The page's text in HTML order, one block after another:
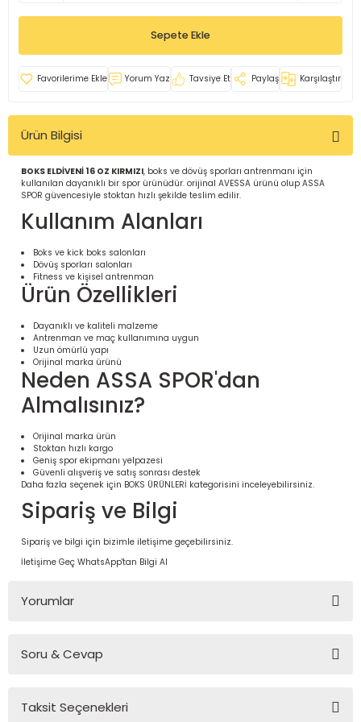
Tamamlayıcı Ekipmanlar |
Tamamlayıcı Spor Ekipmanları |
– Organizasyonlar için
| ASSA SPOR
| Dayanıklı ve Modüler
Sepete Ekle
Yorum Yaz Tavsiye Et Paylaş Karşılaştır
Ürün Bilgisi
BOKS ELDİVENİ 16 OZ KIRMIZI, boks ve dövüş sporları antrenmanı için
kullanılan dayanıklı bir spor ürünüdür. orijinal AVESSA ürünü olup ASSA
SPOR güvencesiyle stoktan hızlı şekilde teslim edilir.
Kullanım Alanları
Boks ve kick boks salonları
Dövüş sporları salonları
Fitness ve kişisel antrenman
Ürün Özellikleri
Dayanıklı ve kaliteli malzeme
Antrenman ve maç kullanımına uygun
Uzun ömürlü yapı
Orijinal marka ürünü
Neden ASSA SPOR'dan
Almalısınız?
Orijinal marka ürün
Stoktan hızlı kargo
Geniş spor ekipmanı yelpazesi
Güvenli alışveriş ve satış sonrası destek
Daha fazla seçenek için BOKS ÜRÜNLERİ kategorisini inceleyebilirsiniz.
Sipariş ve Bilgi
Sipariş ve bilgi için bizimle iletişime geçebilirsiniz.
İletişime Geç WhatsApp'tan Bilgi Al
Yorumlar
Soru & Cevap
Ürün hakkında henüz soru sorulmamış.
Taksit Seçenekleri